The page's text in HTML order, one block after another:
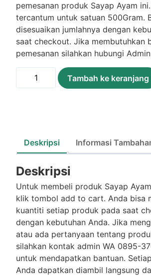
pemesanan produk Sayap Ayam
tercantum untuk satuan 500Gram.
disesuaikan jumlahnya dengan
saat checkout. Jika membutuhkan
pemesanan silahkan hubungi
Kuantitas
Sayap
Tambah ke keranjang
Deskripsi Informasi
Deskripsi
Untuk membeli produk Sayap
klik tombol add to cart. Anda bisa
kuantiti setiap produk pada saat
dengan kebutuhan Anda. Jika
atau ada pertanyaan tentang
silahkan kontak admin WA 0895-
untuk mendapatkan bantuan.
Anda dapatkan diambil langsung